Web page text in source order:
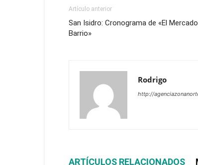
Artículo anterior
San Isidro: Cronograma de «El
Barrio»
Rodrigo
http://
ARTÍCULOS RELACIONADOS